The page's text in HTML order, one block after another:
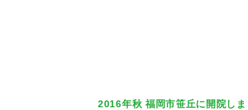
2016年秋 福岡市笹丘に開院しま